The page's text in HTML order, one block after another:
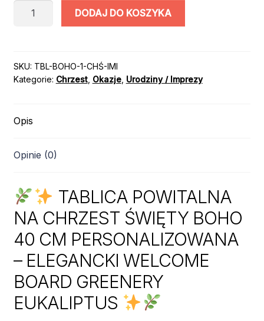
ilość
BOHO
PERSONALIZOWANA
DODAJ DO KOSZYKA
SKU: TBL-BOHO-1-CHŚ-IMI
Kategorie: Chrzest, Okazje, Urodziny / Imprezy
Opis
Opinie (0)
TABLICA POWITALNA
NA CHRZEST ŚWIĘTY BOHO
40 CM PERSONALIZOWANA
– ELEGANCKI WELCOME
BOARD GREENERY
EUKALIPTUS